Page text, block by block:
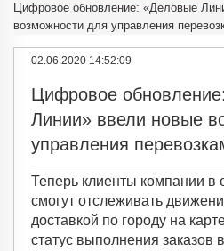
Цифровое обновление: «Деловые
возможности для управления
02.06.2020 14:52:09
Цифровое
Линии» ввели новые
управления
Теперь клиенты компании в
смогут отслеживать
доставкой по городу на
статус выполнения заказов